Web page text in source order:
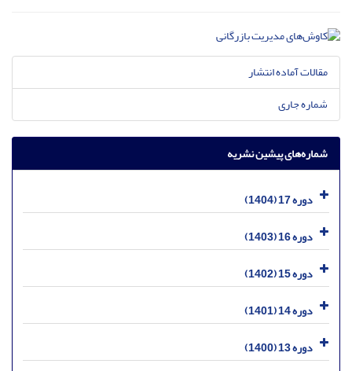
مقالات آماده انتشار
شماره جاری
شماره‌های پیشین نشریه
دوره 17 (1404)
دوره 16 (1403)
دوره 15 (1402)
دوره 14 (1401)
دوره 13 (1400)